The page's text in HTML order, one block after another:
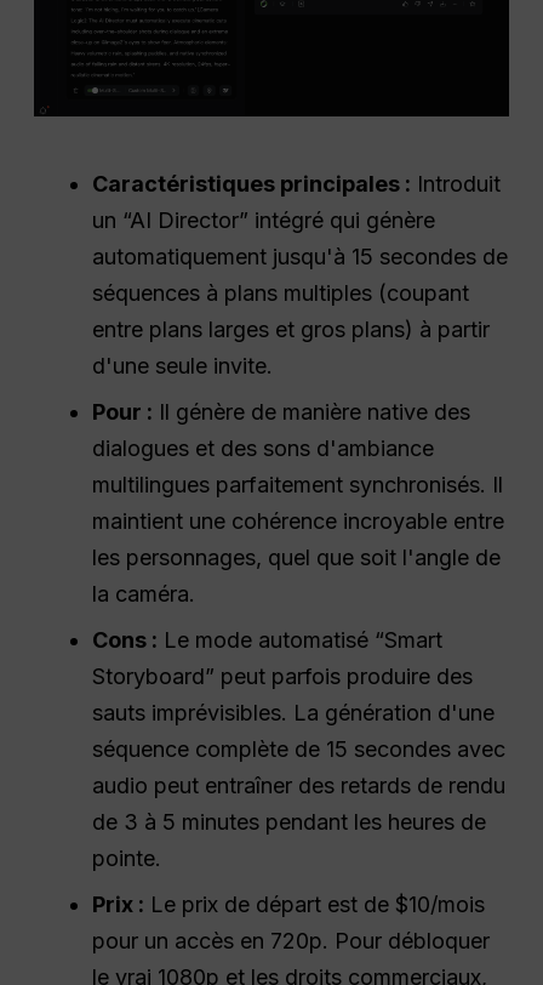
Caractéristiques principales : Introduit
un “AI Director” intégré qui génère
automatiquement jusqu'à 15 secondes de
séquences à plans multiples (coupant
entre plans larges et gros plans) à partir
d'une seule invite.
Pour : Il génère de manière native des
dialogues et des sons d'ambiance
multilingues parfaitement synchronisés. Il
maintient une cohérence incroyable entre
les personnages, quel que soit l'angle de
la caméra.
Cons : Le mode automatisé “Smart
Storyboard” peut parfois produire des
sauts imprévisibles. La génération d'une
séquence complète de 15 secondes avec
audio peut entraîner des retards de rendu
de 3 à 5 minutes pendant les heures de
pointe.
Prix : Le prix de départ est de $10/mois
pour un accès en 720p. Pour débloquer
le vrai 1080p et les droits commerciaux,